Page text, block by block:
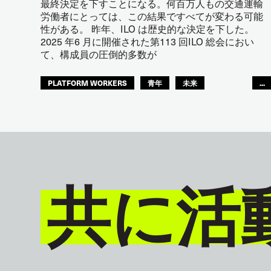
最終決定を下すことになる。何百万人もの交通運輸
労働者にとっては、この結果ですべてが変わる可能
性がある。 昨年、ILO は歴史的な決定を下した。
2025 年6 月に開催された第113 回ILO 総会におい
て、構成員の圧倒的多数が
PLATFORM WORKERS 青年
未来
...
共に活